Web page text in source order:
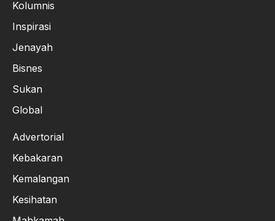
Kolumnis
Inspirasi
Jenayah
Bisnes
Sukan
Global
Advertorial
Kebakaran
Kemalangan
Kesihatan